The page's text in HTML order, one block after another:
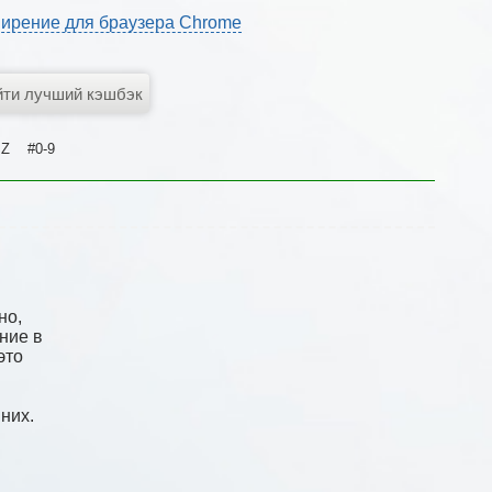
для браузера Chrome
Z #0-9
в